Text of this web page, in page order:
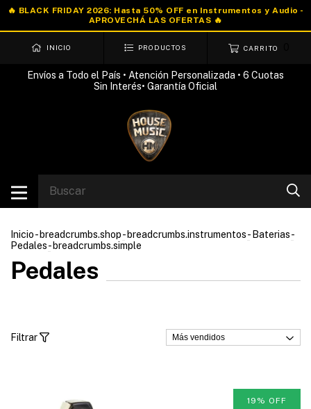
INICIO PRODUCTOS CARRITO
Envíos a Todo el País • Atención Personalizada • 6 Cuotas
Sin Interés• Garantía Oficial
Inicio- breadcrumbs.shop- breadcrumbs.instrumentos- Baterias-
Pedales- breadcrumbs.simple
Pedales
Filtrar
19 % OFF